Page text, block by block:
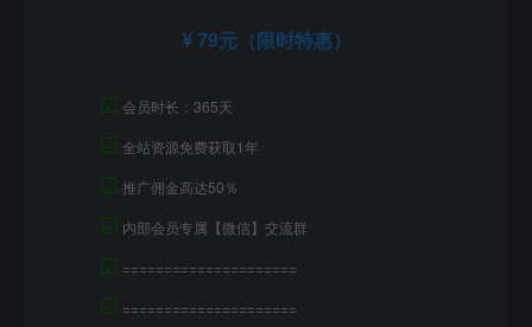
79元（限时特惠）
☑ 会员时长：365天
☑ 全站资源免费获取1年
☑ 推广佣金高达50％
☑ 内部会员专属【微信】交流群
☑ =====================
☑ =====================